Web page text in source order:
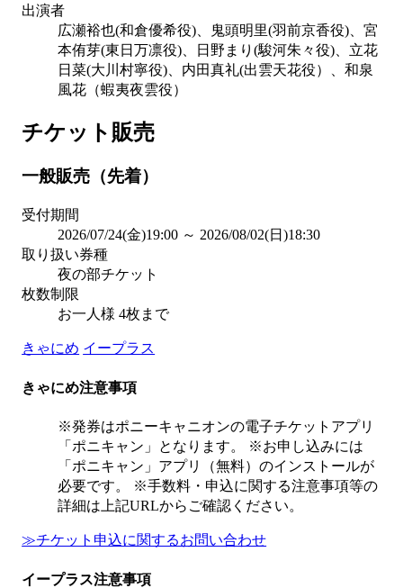
出演者
広瀬裕也(和倉優希役)、鬼頭明里(羽前京香役)、宮
本侑芽(東日万凛役)、日野まり(駿河朱々役)、立花
日菜(大川村寧役)、内田真礼(出雲天花役）、和泉
風花（蝦夷夜雲役）
チケット販売
一般販売（先着）
受付期間
2026/07/24(金)19:00 ～ 2026/08/02(日)18:30
取り扱い券種
夜の部チケット
枚数制限
お一人様 4枚まで
きゃにめ イープラス
きゃにめ注意事項
※発券はポニーキャニオンの電子チケットアプリ
「ポニキャン」となります。 ※お申し込みには
「ポニキャン」アプリ（無料）のインストールが
必要です。 ※手数料・申込に関する注意事項等の
詳細は上記URLからご確認ください。
≫チケット申込に関するお問い合わせ
イープラス注意事項